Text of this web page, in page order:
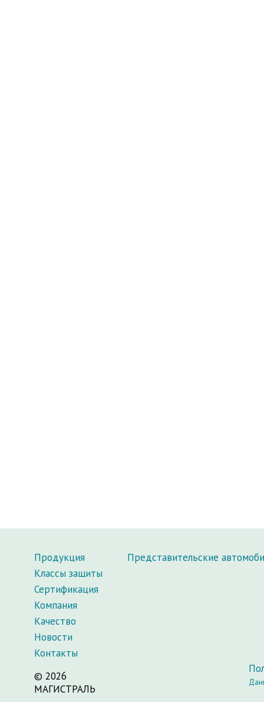
Продукция
Классы защиты
Сертификация
Компания
Качество
Новости
Контакты
© 2026
МАГИСТРАЛЬ
Представительские